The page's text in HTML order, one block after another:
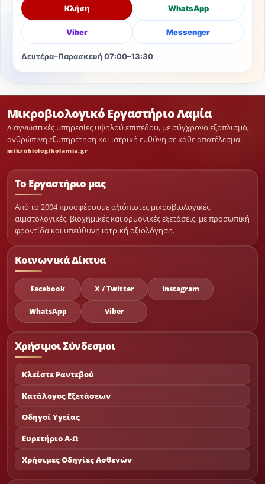
Κλήση WhatsApp
Viber Messenger
Δευτέρα–Παρασκευή 07:00–13:30
Μικροβιολογικό Εργαστήριο Λαμία
Διαγνωστικές υπηρεσίες υψηλού επιπέδου, με σύγχρονο εξοπλισμό,
ανθρώπινη εξυπηρέτηση και ιατρική ευθύνη σε κάθε αποτέλεσμα.
mikrobiologikolamia.gr
Το Εργαστήριο μας
Από το 2004 προσφέρουμε αξιόπιστες μικροβιολογικές,
αιματολογικές, βιοχημικές και ορμονικές εξετάσεις, με προσωπική
φροντίδα και υπεύθυνη ιατρική αξιολόγηση.
Κοινωνικά Δίκτυα
Facebook X / Twitter Instagram
WhatsApp Viber
Χρήσιμοι Σύνδεσμοι
Κλείστε Ραντεβού
Κατάλογος Εξετάσεων
Οδηγοί Υγείας
Ευρετήριο Α-Ω
Χρήσιμες Οδηγίες Ασθενών